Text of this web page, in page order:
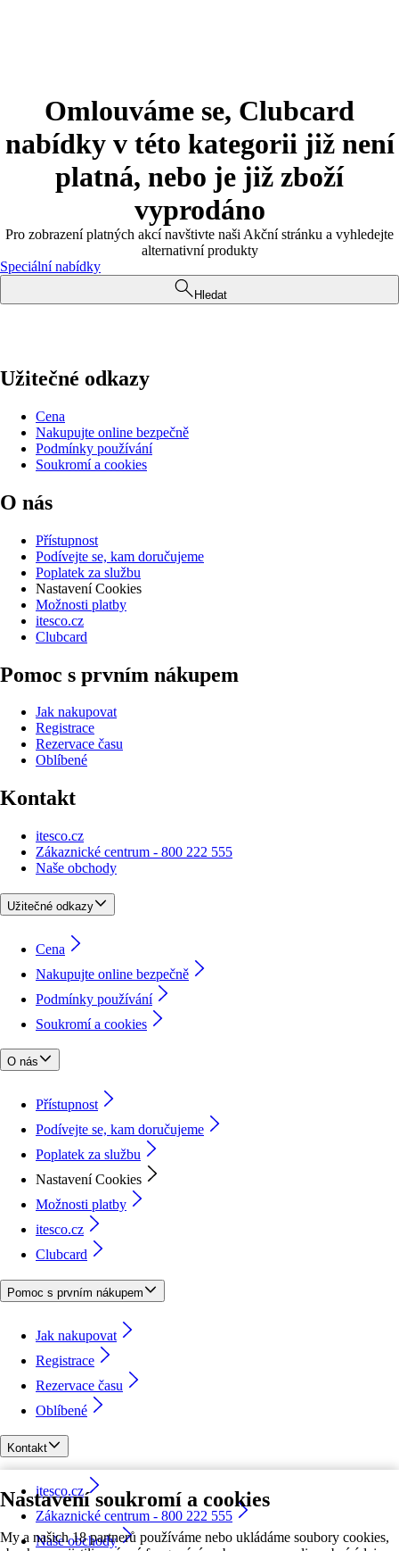
Nastavení soukromí a cookies
My a našich 18 partnerů používáme nebo ukládáme soubory cookies,
Omlouváme se, Clubcard
nabídky v této kategorii již není
platná, nebo je již zboží
vyprodáno
Pro zobrazení platných akcí navštivte naši Akční stránku a vyhledejte
alternativní produkty
Speciální nabídky
Hledat
Užitečné odkazy
Cena
Nakupujte online bezpečně
Podmínky používání
Soukromí a cookies
O nás
Přístupnost
Podívejte se, kam doručujeme
Poplatek za službu
Nastavení Cookies
Možnosti platby
itesco.cz
Clubcard
Pomoc s prvním nákupem
Jak nakupovat
Registrace
Rezervace času
Oblíbené
Kontakt
itesco.cz
Zákaznické centrum - 800 222 555
Naše obchody
Užitečné odkazy
Cena
Nakupujte online bezpečně
Podmínky používání
Soukromí a cookies
O nás
Přístupnost
Podívejte se, kam doručujeme
Poplatek za službu
Nastavení Cookies
Možnosti platby
itesco.cz
Clubcard
Pomoc s prvním nákupem
Jak nakupovat
Registrace
Rezervace času
Oblíbené
Kontakt
itesco.cz
Zákaznické centrum - 800 222 555
Naše obchody